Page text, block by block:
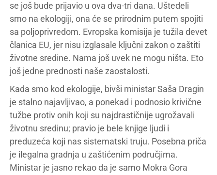
se još bude prijavio u ova dva-tri dana. Uštedeli
smo na ekologiji, ona će se prirodnim putem spojiti
sa poljoprivredom. Evropska komisija je tužila devet
članica EU, jer nisu izglasale ključni zakon o zaštiti
životne sredine. Nama još uvek ne mogu ništa. Eto
još jedne prednosti naše zaostalosti.
Kada smo kod ekologije, bivši ministar Saša Dragin
je stalno najavljivao, a ponekad i podnosio krivične
tužbe protiv onih koji su najdrastičnije ugrožavali
životnu sredinu; pravio je bele knjige ljudi i
preduzeća koji nas sistematski truju. Posebna priča
je ilegalna gradnja u zaštićenim područjima.
Ministar je jasno rekao da je samo Mokra Gora